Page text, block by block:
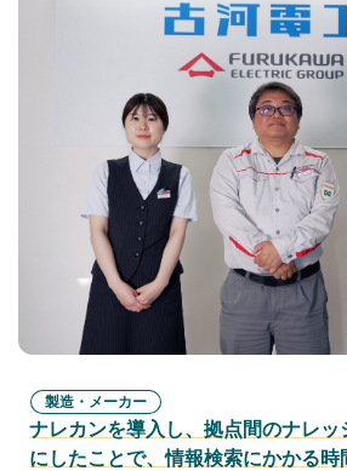
製造・メーカー
ナレカンを導入し、拠点間のナレッ
にしたことで、情報検索にかかる時